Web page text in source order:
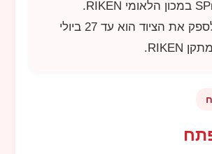
במכון הלאומיRIKEN
.
המועד לספק את הציוד הוא עד 27 ביולי
RIKEN
.